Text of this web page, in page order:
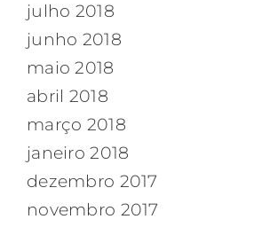
julho 2018
junho 2018
maio 2018
abril 2018
março 2018
janeiro 2018
dezembro 2017
novembro 2017